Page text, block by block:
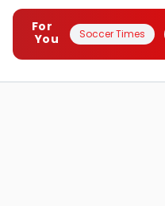
For
You
Soccer Times